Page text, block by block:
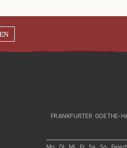
FRANKFURTER GOETHE-